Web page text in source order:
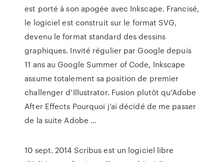
est porté à son apogée avec Inkscape. Francisé,
le logiciel est construit sur le format SVG,
devenu le format standard des dessins
graphiques. Invité régulier par Google depuis
11 ans au Google Summer of Code, Inkscape
assume totalement sa position de premier
challenger d’Illustrator. Fusion plutôt qu’Adobe
After Effects Pourquoi j’ai décidé de me passer
de la suite Adobe ...
10 sept. 2014 Scribus est un logiciel libre